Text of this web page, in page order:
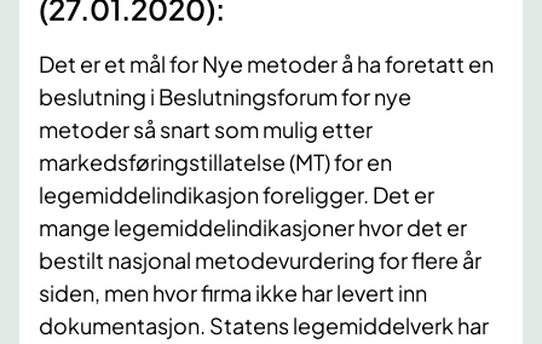
(27.01.2020):
Det er et mål for Nye metoder å ha foretatt en
beslutning i Beslutningsforum for nye
metoder så snart som mulig etter
markedsføringstillatelse (MT) for en
legemiddelindikasjon foreligger. Det er
mange legemiddelindikasjoner hvor det er
bestilt nasjonal metodevurdering for flere år
siden, men hvor firma ikke har levert inn
dokumentasjon. Statens legemiddelverk har